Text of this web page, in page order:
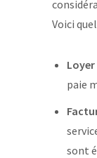
Voici
paie
sont